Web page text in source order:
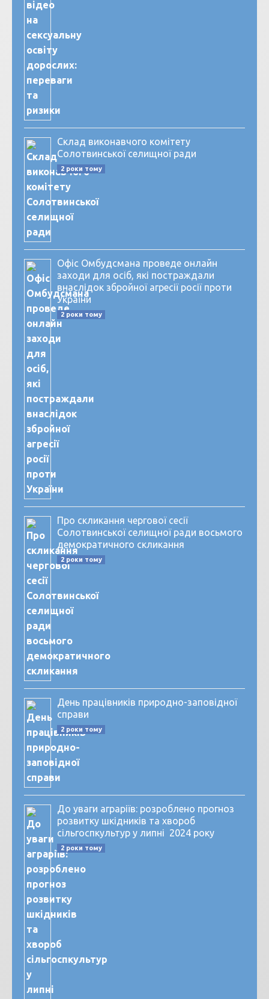
Склад виконавчого комітету
Солотвинської селищної ради
2 роки тому
Офіс Омбудсмана проведе онлайн
заходи для осіб, які постраждали
внаслідок збройної агресії росії проти
України
2 роки тому
Про скликання чергової сесії
Солотвинської селищної ради восьмого
демократичного скликання
2 роки тому
День працівників природно-заповідної
справи
2 роки тому
До уваги аграріїв: розроблено прогноз
розвитку шкідників та хвороб
сільгоспкультур у липні 2024 року
2 роки тому